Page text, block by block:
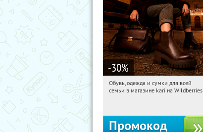
-30%
00:20:25 Получили:
Обувь, одежда и сумки для всей
семьи в магазине kari на Wildberries
Промокод